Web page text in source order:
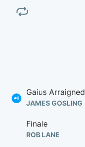
Gaius Arraigned
JAMES GOSLING
Finale
ROB LANE